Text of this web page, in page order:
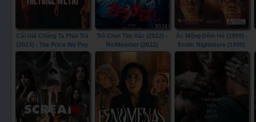
Cái Giá Chúng Ta Phải Trả
(2023) - The Price We Pay
(2023)
Trò Chơi Tìm Xác (2022) -
Re/Member (2022)
Ác Mộng Đêm Hè (1999) -
Erotic Nightmare (1999)